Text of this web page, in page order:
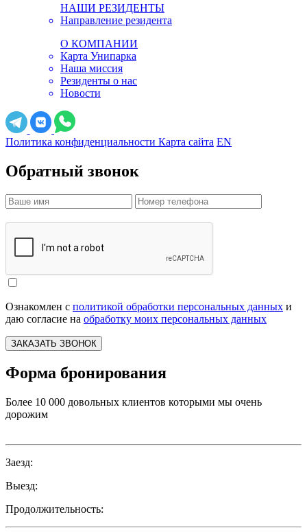
НАШИ РЕЗИДЕНТЫ
Направление резидента
О КОМПАНИИ
Карта Унипарка
Наша миссия
Резиденты о нас
Новости
Политика конфиденциальности Карта сайта EN
Обратный звонок
Ознакомлен с политикой обработки персональных данных и
даю согласие на обработку моих персональных данных
ЗАКАЗАТЬ ЗВОНОК
Форма бронирования
Более 10 000 довольных клиентов которыми мы очень
дорожим
Заезд:
Выезд:
Продолжительность: